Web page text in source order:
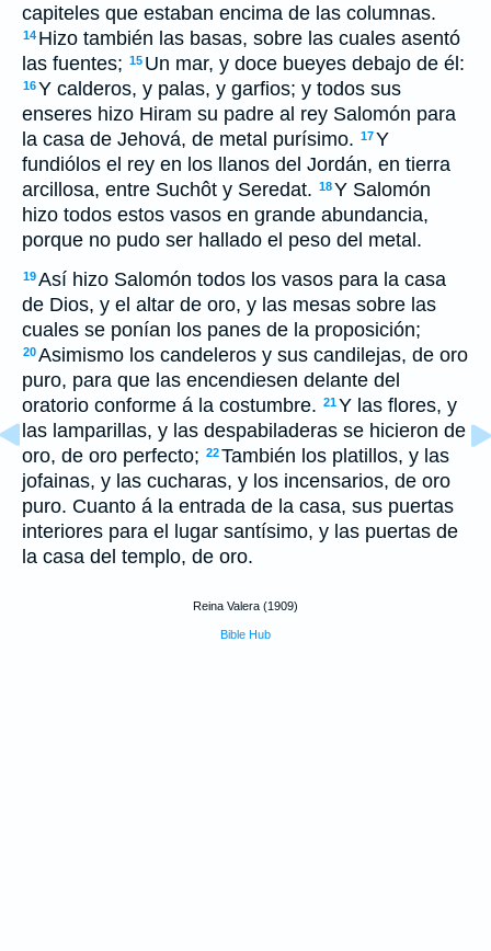
capiteles que estaban encima de las columnas.
14 Hizo también las basas, sobre las cuales asentó
las fuentes; 15 Un mar, y doce bueyes debajo de él:
16Y calderos, y palas, y garfios; y todos sus
enseres hizo Hiram su padre al rey Salomón para
la casa de Jehová, de metal purísimo. 17Y
fundiólos el rey en los llanos del Jordán, en tierra
arcillosa, entre Suchôt y Seredat. 18Y Salomón
hizo todos estos vasos en grande abundancia,
porque no pudo ser hallado el peso del metal.
19Así hizo Salomón todos los vasos para la casa
de Dios, y el altar de oro, y las mesas sobre las
cuales se ponían los panes de la proposición;
20Asimismo los candeleros y sus candilejas, de oro
puro, para que las encendiesen delante del
oratorio conforme á la costumbre. 21Y las flores, y
las lamparillas, y las despabiladeras se hicieron de
oro, de oro perfecto; 22También los platillos, y las
jofainas, y las cucharas, y los incensarios, de oro
puro. Cuanto á la entrada de la casa, sus puertas
interiores para el lugar santísimo, y las puertas de
la casa del templo, de oro.
Reina Valera (1909)
Bible Hub